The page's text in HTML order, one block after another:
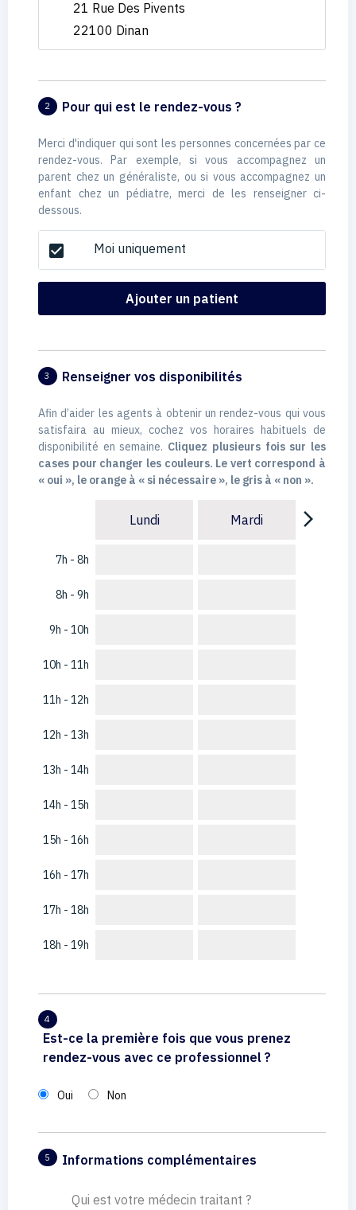
21 Rue Des Pivents
22100 Dinan
2 Pour qui est le rendez-vous ?
Merci d'indiquer qui sont les personnes concernées par ce
rendez-vous. Par exemple, si vous accompagnez un
parent chez un généraliste, ou si vous accompagnez un
enfant chez un pédiatre, merci de les renseigner ci-
dessous.
check_box Moi uniquement
Ajouter un patient
3 Renseigner vos disponibilités
Afin d’aider les agents à obtenir un rendez-vous qui vous
satisfaira au mieux, cochez vos horaires habituels de
disponibilité en semaine. Cliquez plusieurs fois sur les
cases pour changer les couleurs. Le vert correspond à
« oui », le orange à « si nécessaire », le gris à « non ».
7h - 8h
8h - 9h
9h - 10h
10h - 11h
11h - 12h
12h - 13h
13h - 14h
14h - 15h
15h - 16h
16h - 17h
17h - 18h
18h - 19h
Lundi Mardi arrow_forward_ios
4
Est-ce la première fois que vous prenez
rendez-vous avec ce professionnel ?
Oui Non
5 Informations complémentaires
Qui est votre médecin traitant ?